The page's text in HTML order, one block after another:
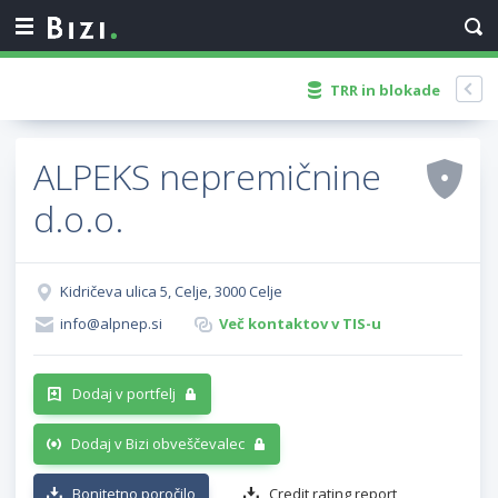
TRR in blokade
ALPEKS nepremičnine
d.o.o.
Kidričeva ulica 5, Celje, 3000 Celje
info@alpnep.si
Več kontaktov v TIS-u
Dodaj v portfelj
Dodaj v Bizi obveščevalec
Bonitetno poročilo Credit rating report